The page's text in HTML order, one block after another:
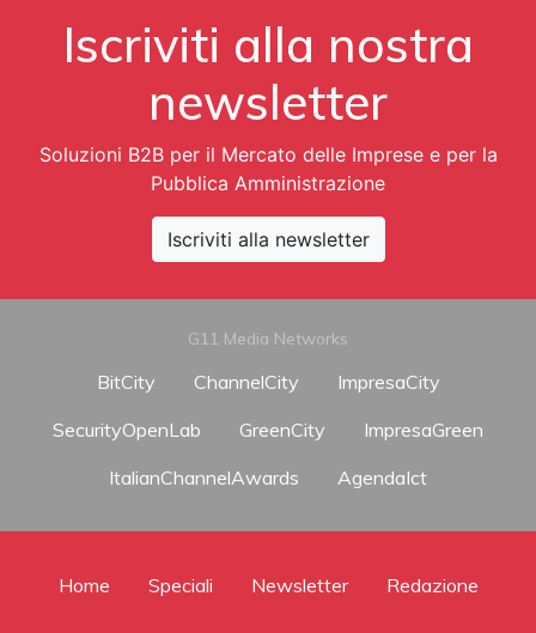
Iscriviti alla nostra
newsletter
Soluzioni B2B per il Mercato delle Imprese e per la
Pubblica Amministrazione
Iscriviti alla newsletter
G11 Media Networks
BitCity ChannelCity
ImpresaCity
SecurityOpenLab
GreenCity
ImpresaGreen
ItalianChannelAwards
AgendaIct
Home Speciali Newsletter Redazione